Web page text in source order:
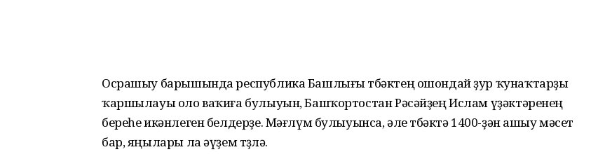
Осрашыу барышында республика Баш­лығы төбәктең ошондай ҙур ҡунаҡ­тарҙы
ҡаршылауы оло ваҡиға булыуын, Баш­ҡортостан Рәсәйҙең Ислам үҙәктәре­нең
береһе икәнлеген белдерҙе. Мәғлүм булыуынса, әле төбәктә 1400-ҙән ашыу мәсет
бар, яңылары ла әүҙем төҙөлә.